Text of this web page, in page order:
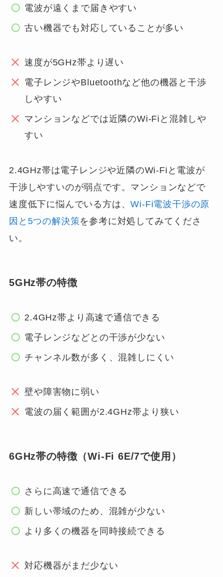
電波が遠くまで届きやすい
古い機器でも対応していることが多い
速度が5GHz帯より遅い
電子レンジやBluetoothなど他の機器と干渉
しやすい
マンションなどでは近隣のWi-Fiと混雑しや
すい
2.4GHz帯は電子レンジや近隣のWi-Fiと電波が
干渉しやすいのが弱点です。マンションなどで
速度低下に悩んでいる方は、Wi-Fi電波干渉の原
因と5つの解決策を参考に対処してみてくださ
い。
5GHz帯の特徴
2.4GHz帯より高速で通信できる
電子レンジなどとの干渉が少ない
チャンネル数が多く、混雑しにくい
壁や障害物に弱い
電波の届く範囲が2.4GHz帯より狭い
6GHz帯の特徴（Wi-Fi 6E/7で使用）
さらに高速で通信できる
新しい帯域のため、混雑が少ない
より多くの機器を同時接続できる
対応機器がまだ少ない